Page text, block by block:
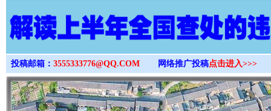
投稿邮箱： 3555333776@QQ.COM 网络推广投稿点击进入>>>